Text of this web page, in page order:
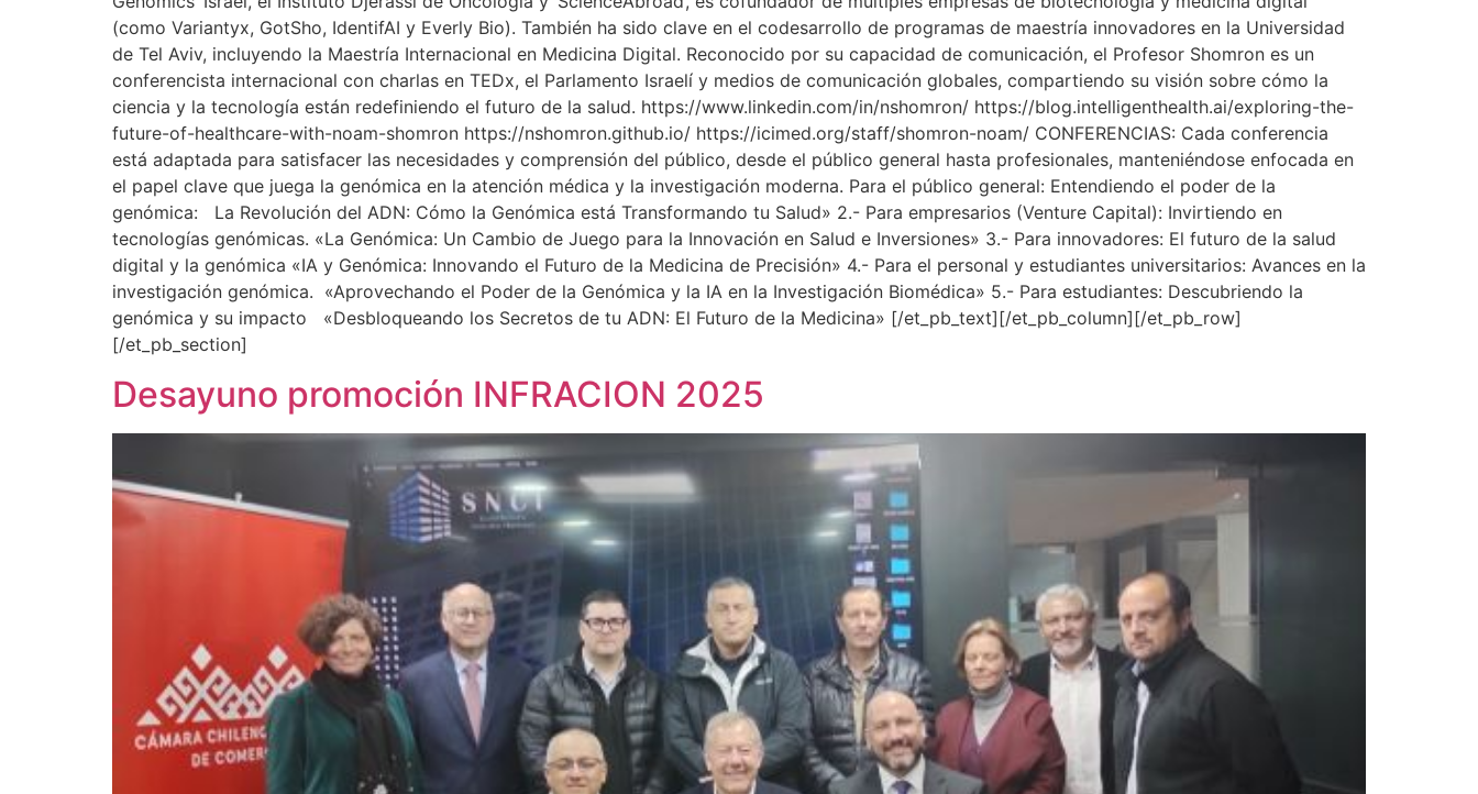
(como Variantyx, GotSho, IdentifAI y Everly Bio). También ha sido clave en el codesarrollo de programas de maestría innovadores en la Universidad
de Tel Aviv, incluyendo la Maestría Internacional en Medicina Digital. Reconocido por su capacidad de comunicación, el Profesor Shomron es un
conferencista internacional con charlas en TEDx, el Parlamento Israelí y medios de comunicación globales, compartiendo su visión sobre cómo la
ciencia y la tecnología están redefiniendo el futuro de la salud. https://www.linkedin.com/in/nshomron/ https://blog.intelligenthealth.ai/exploring-the-
future-of-healthcare-with-noam-shomron https://nshomron.github.io/ https://icimed.org/staff/shomron-noam/ CONFERENCIAS: Cada conferencia
está adaptada para satisfacer las necesidades y comprensión del público, desde el público general hasta profesionales, manteniéndose enfocada en
el papel clave que juega la genómica en la atención médica y la investigación moderna. Para el público general: Entendiendo el poder de la
genómica: La Revolución del ADN: Cómo la Genómica está Transformando tu Salud» 2.- Para empresarios (Venture Capital): Invirtiendo en
tecnologías genómicas. «La Genómica: Un Cambio de Juego para la Innovación en Salud e Inversiones» 3.- Para innovadores: El futuro de la salud
digital y la genómica «IA y Genómica: Innovando el Futuro de la Medicina de Precisión» 4.- Para el personal y estudiantes universitarios: Avances en la
investigación genómica. «Aprovechando el Poder de la Genómica y la IA en la Investigación Biomédica» 5.- Para estudiantes: Descubriendo la
genómica y su impacto «Desbloqueando los Secretos de tu ADN: El Futuro de la Medicina» [/et_pb_text][/et_pb_column][/et_pb_row]
[/et_pb_section]
Desayuno promoción INFRACION 2025